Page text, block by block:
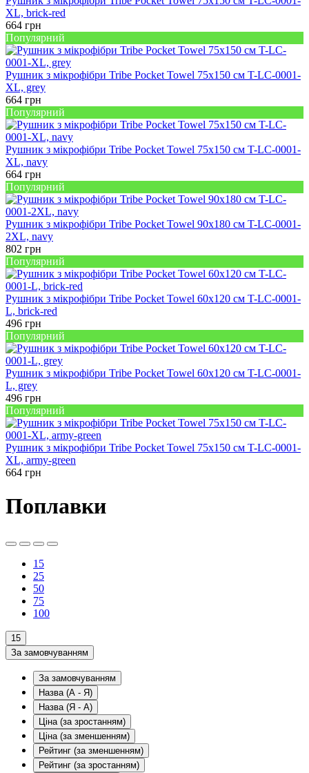
XL, brick-red
664 грн
Популярний
Рушник з мікрофібри Tribe Pocket Towel 75х150 см T-LC-0001-
XL, grey
664 грн
Популярний
Рушник з мікрофібри Tribe Pocket Towel 75х150 см T-LC-0001-
XL, navy
664 грн
Популярний
Рушник з мікрофібри Tribe Pocket Towel 90х180 см T-LC-0001-
2XL, navy
802 грн
Популярний
Рушник з мікрофібри Tribe Pocket Towel 60х120 см T-LC-0001-
L, brick-red
496 грн
Популярний
Рушник з мікрофібри Tribe Pocket Towel 60х120 см T-LC-0001-
L, grey
496 грн
Популярний
Рушник з мікрофібри Tribe Pocket Towel 75х150 см T-LC-0001-
XL, army-green
664 грн
Поплавки
15
25
50
75
100
15
За замовчуванням
За замовчуванням
Назва (А - Я)
Назва (Я - А)
Ціна (за зростанням)
Ціна (за зменшенням)
Рейтинг (за зменшенням)
Рейтинг (за зростанням)